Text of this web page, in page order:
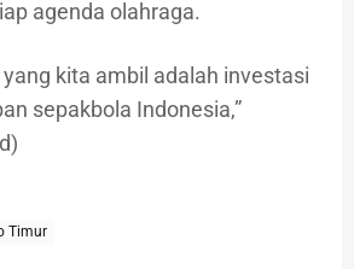
agenda olahraga.
yang kita ambil adalah investasi
sepakbola Indonesia,”
Timur